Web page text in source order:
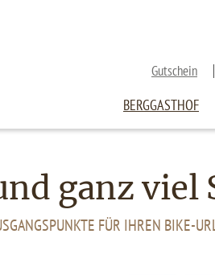
Gutschein
BERGGASTHOF
ganz
FÜR IHREN BIKE-